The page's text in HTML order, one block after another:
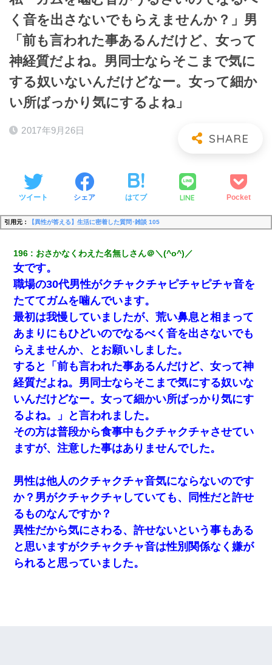
く音を出さないでもらえませんか？」男
「前も言われた事あるんだけど、女って
神経質だよね。男同士ならそこまで気に
する奴いないんだけどなー。女って細か
い所ばっかり気にするよね」
2017年9月26日
ツイート シェア はてブ LINE Pocket
引用元： 【異性が答える】生活に密着した質問･雑談 105
196 おさかなくわえた名無しさん＠＼(^o^)／
女です。
職場の30代男性がクチャクチャピチャピチャ音を
たててガムを噛んでいます。
最初は我慢していましたが、荒い鼻息と相まって
あまりにもひどいのでなるべく音を出さないでも
らえませんか、とお願いしました。
すると「前も言われた事あるんだけど、女って神
経質だよね。男同士ならそこまで気にする奴いな
いんだけどなー。女って細かい所ばっかり気にす
るよね。」と言われました。
その方は普段から食事中もクチャクチャさせてい
ますが、注意した事はありませんでした。
男性は他人のクチャクチャ音気にならないのです
か？男がクチャクチャしていても、同性だと許せ
るものなんですか？
異性だから気にさわる、許せないという事もある
と思いますがクチャクチャ音は性別関係なく嫌が
られると思っていました。